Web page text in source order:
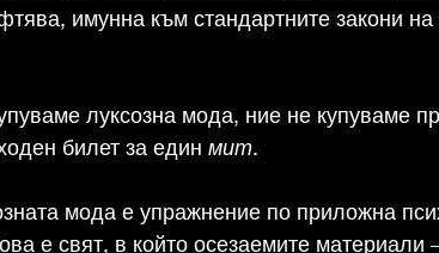
имунна към стандартните закони на
луксозна мода, ние не купуваме
билет за един мит.
мода е упражнение по приложна
е свят, в който осезаемите материали